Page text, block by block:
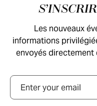
Pied de page
Les nouveaux
informations
envoyés
Courriel